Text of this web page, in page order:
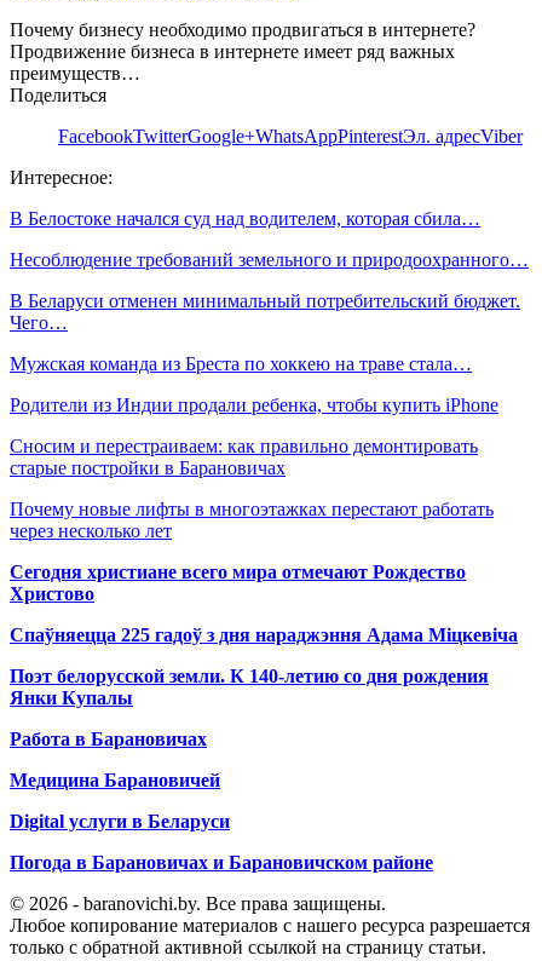
Почему бизнесу необходимо продвигаться в интернете?
Продвижение бизнеса в интернете имеет ряд важных
преимуществ…
Поделиться
FacebookTwitterGoogle+WhatsAppPinterestЭл. адресViber
Интересное:
В Белостоке начался суд над водителем, которая сбила…
Несоблюдение требований земельного и природоохранного…
В Беларуси отменен минимальный потребительский бюджет.
Чего…
Мужская команда из Бреста по хоккею на траве стала…
Родители из Индии продали ребенка, чтобы купить iPhone
Сносим и перестраиваем: как правильно демонтировать
старые постройки в Барановичах
Почему новые лифты в многоэтажках перестают работать
через несколько лет
Сегодня христиане всего мира отмечают Рождество
Христово
Спаўняецца 225 гадоў з дня нараджэння Адама Міцкевіча
Поэт белорусской земли. К 140-летию со дня рождения
Янки Купалы
Работа в Барановичах
Медицина Барановичей
Digital услуги в Беларуси
Погода в Барановичах и Барановичском районе
© 2026 - baranovichi.by. Все права защищены.
Любое копирование материалов с нашего ресурса разрешается
только с обратной активной ссылкой на страницу статьи.